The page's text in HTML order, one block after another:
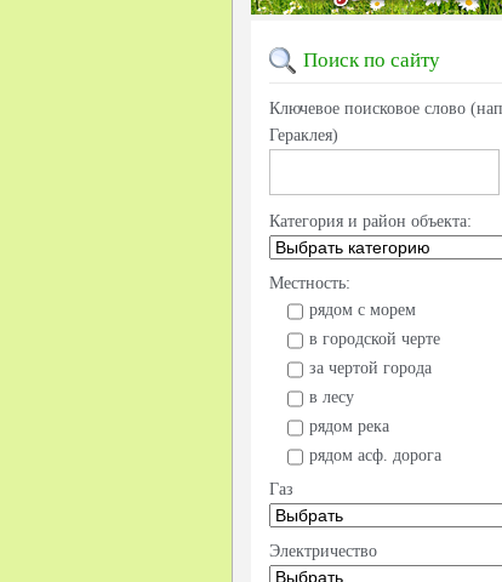
Поиск по сайту
Ключевое поисковое слово
Гераклея)
Категория и район объекта:
Местность:
рядом с морем
в городской черте
за чертой города
в лесу
рядом река
рядом асф. дорога
Газ
Электричество